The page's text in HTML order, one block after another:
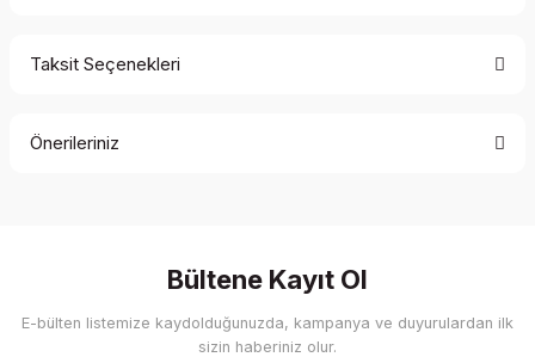
Taksit Seçenekleri
Önerileriniz
Görüş ve önerileriniz için teşekkür ederiz.
Ürün resmi kalitesiz, bozuk veya görüntülenemiyor.
Bültene Kayıt Ol
E-bülten listemize kaydolduğunuzda, kampanya ve duyurulardan ilk
sizin haberiniz olur.